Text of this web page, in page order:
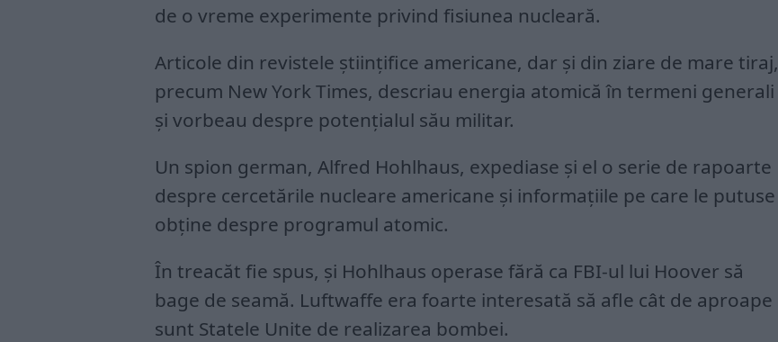
de o vreme experimente privind fisiunea nucleară.
Articole din revistele științifice americane, dar și din ziare de mare tiraj,
precum New York Times, descriau energia atomică în termeni generali
și vorbeau despre potențialul său militar.
Un spion german, Alfred Hohlhaus, expediase și el o serie de rapoarte
despre cercetările nucleare americane și informațiile pe care le putuse
obține despre programul atomic.
În treacăt fie spus, și Hohlhaus operase fără ca FBI-ul lui Hoover să
bage de seamă. Luftwaffe era foarte interesată să afle cât de aproape
sunt Statele Unite de realizarea bombei.